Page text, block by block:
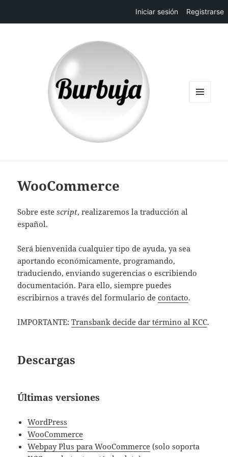
Iniciar sesión Registrarse
WooCommerce
Sobre estescript, realizaremos la traducción al
español.
Será bienvenida cualquier tipo de ayuda, ya sea
aportando económicamente, programando,
traduciendo, enviando sugerencias o escribiendo
documentación. Para ello, siempre puedes
escribirnos a través del formulario decontacto.
IMPORTANTE:Transbank decide dar término al KCC.
Descargas
Últimas versiones
WordPress
WooCommerce
Webpay Plus para WooCommerce (solo soporta